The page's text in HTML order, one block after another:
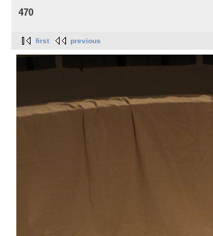
470
first previous